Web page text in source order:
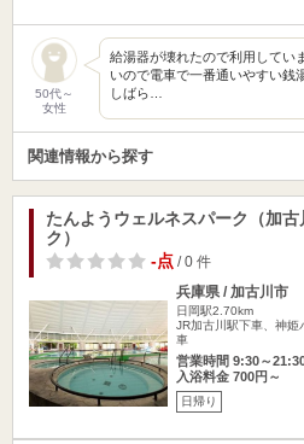
50代～
女性
給湯器が壊れたので利用してい
いので電車で一番通いやすい銭
しばら…
関連情報から探す
たんようウェルネスパーク（加
ク）
-点/ 0 件
兵庫県 / 加古川市
日岡駅2.70km
JR加古川駅下車、神
車
営業時間 9:30～
入浴料金 700円～
日帰り